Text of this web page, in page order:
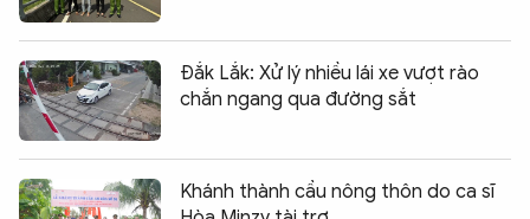
Đắk Lắk: Xử lý nhiều lái xe vượt rào
chắn ngang qua đường sắt
Khánh thành cầu nông thôn do ca sĩ